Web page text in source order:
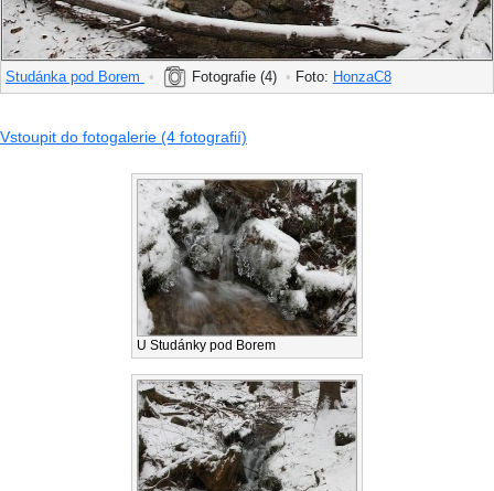
Studánka pod Borem • Fotografie (4) • Foto: HonzaC8
Vstoupit do fotogalerie (4 fotografií)
U Studánky pod Borem